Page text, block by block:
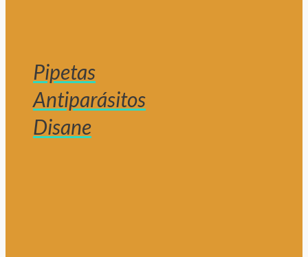
Pipetas
Antiparásitos
Disane